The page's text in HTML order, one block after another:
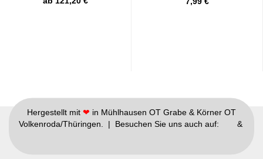
Hergestellt mit ❤ in Mühlhausen OT Grabe & Körner OT
Volkenroda/Thüringen. | Besuchen Sie uns auch auf:
&